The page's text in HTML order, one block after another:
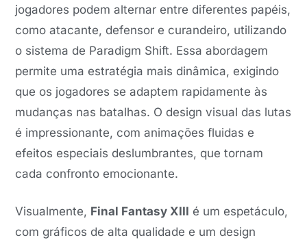
jogadores podem alternar entre diferentes papéis,
como atacante, defensor e curandeiro, utilizando
o sistema de Paradigm Shift. Essa abordagem
permite uma estratégia mais dinâmica, exigindo
que os jogadores se adaptem rapidamente às
mudanças nas batalhas. O design visual das lutas
é impressionante, com animações fluidas e
efeitos especiais deslumbrantes, que tornam
cada confronto emocionante.
Visualmente, Final Fantasy XIII é um espetáculo,
com gráficos de alta qualidade e um design